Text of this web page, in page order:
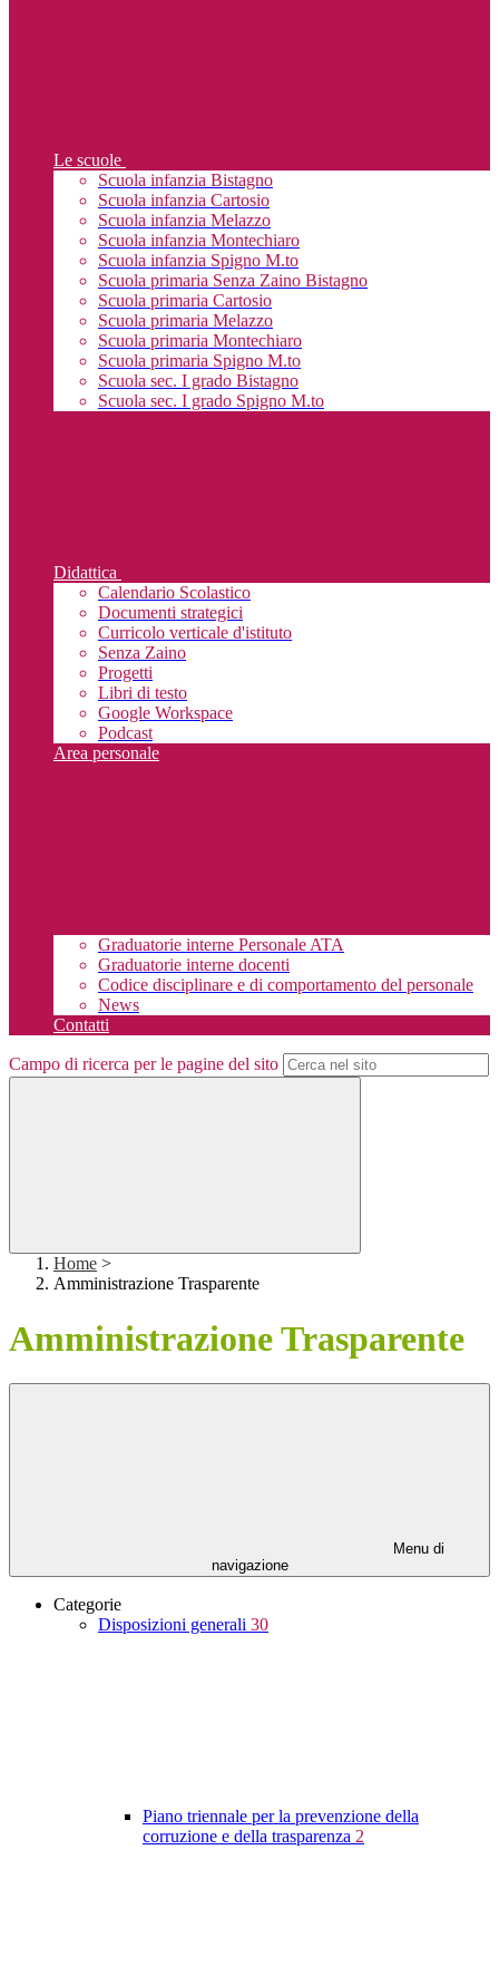
Le scuole
Scuola infanzia Bistagno
Scuola infanzia Cartosio
Scuola infanzia Melazzo
Scuola infanzia Montechiaro
Scuola infanzia Spigno M.to
Scuola primaria Senza Zaino Bistagno
Scuola primaria Cartosio
Scuola primaria Melazzo
Scuola primaria Montechiaro
Scuola primaria Spigno M.to
Scuola sec. I grado Bistagno
Scuola sec. I grado Spigno M.to
Didattica
Calendario Scolastico
Documenti strategici
Curricolo verticale d'istituto
Senza Zaino
Progetti
Libri di testo
Google Workspace
Podcast
Area personale
Graduatorie interne Personale ATA
Graduatorie interne docenti
Codice disciplinare e di comportamento del personale
News
Contatti
Campo di ricerca per le pagine del sito
Home >
Amministrazione Trasparente
Amministrazione Trasparente
Menu di
navigazione
Categorie
Disposizioni generali 30
Piano triennale per la prevenzione della
corruzione e della trasparenza 2